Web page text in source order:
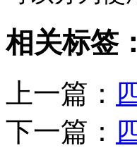
相关标签：
上一篇：
下一篇：